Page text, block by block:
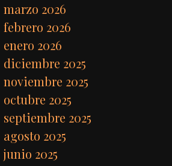
marzo 2026
febrero 2026
enero 2026
diciembre 2025
noviembre 2025
octubre 2025
septiembre 2025
agosto 2025
junio 2025